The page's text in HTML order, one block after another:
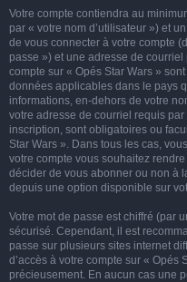
Votre compte contiendra au
par « votre nom d’utilisateur ») et
de vous connecter à votre compte
passe ») et une adresse de
compte sur « Opés Star Wars »
données applicables dans le pays
informations, en-dehors de votre
votre adresse de courriel requis
inscription, sont obligatoires ou
Star Wars ». Dans tous les cas,
votre compte vous souhaitez
décider de vous abonner ou non à
depuis une option disponible sur
Votre mot de passe est chiffré (par
sécurisé. Cependant, il est
passe sur plusieurs sites internet
d’accès à votre compte sur « Opés
précieusement. En aucun cas une